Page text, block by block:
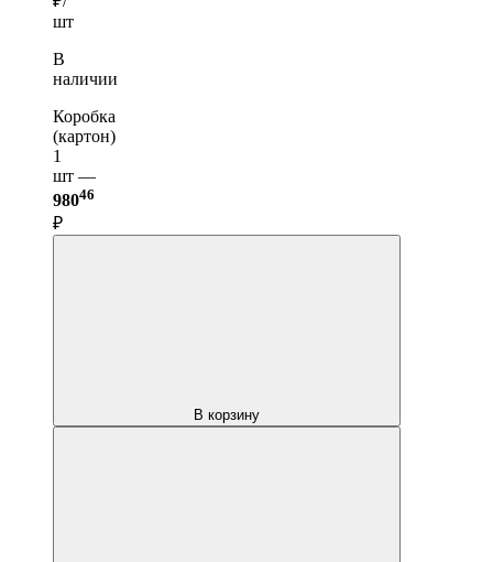
шт
В
наличии
Коробка
(картон)
1
шт —
98046
₽
В корзину